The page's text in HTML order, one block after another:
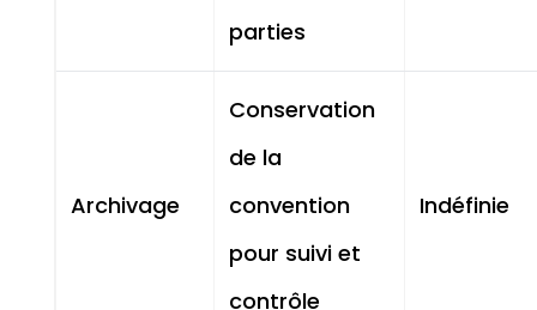
parties
Archivage
Conservation
de la
convention
pour suivi et
contrôle
Indéfinie